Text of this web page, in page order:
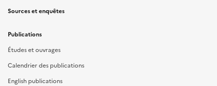
Sources et enquêtes
Publications
Études et ouvrages
Calendrier des publications
English publications